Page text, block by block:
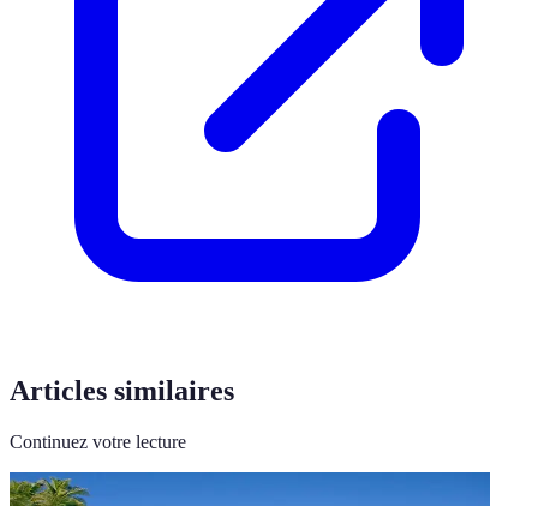
Articles similaires
Continuez votre lecture